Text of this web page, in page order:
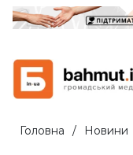
Головна Новини